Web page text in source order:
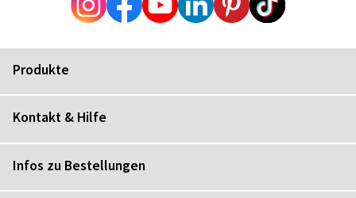
Produkte
Kontakt & Hilfe
Infos zu Bestellungen